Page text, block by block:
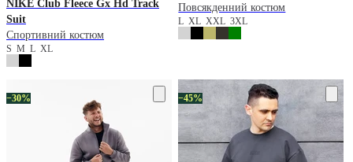
NIKE Club Fleece Gx Hd Track
Suit
Спортивний костюм
S M L XL
Повсякденний костюм
LXLXXL3XL
−30% −45%